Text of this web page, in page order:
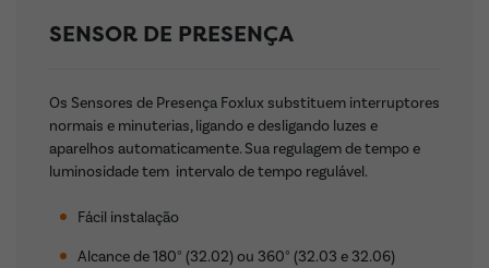
SENSOR DE PRESENÇA
Os Sensores de Presença Foxlux substituem interruptores
normais e minuterias, ligando e desligando luzes e
aparelhos automaticamente. Sua regulagem de tempo e
luminosidade tem intervalo de tempo regulável.
Fácil instalação
Alcance de 180° (32.02) ou 360° (32.03 e 32.06)